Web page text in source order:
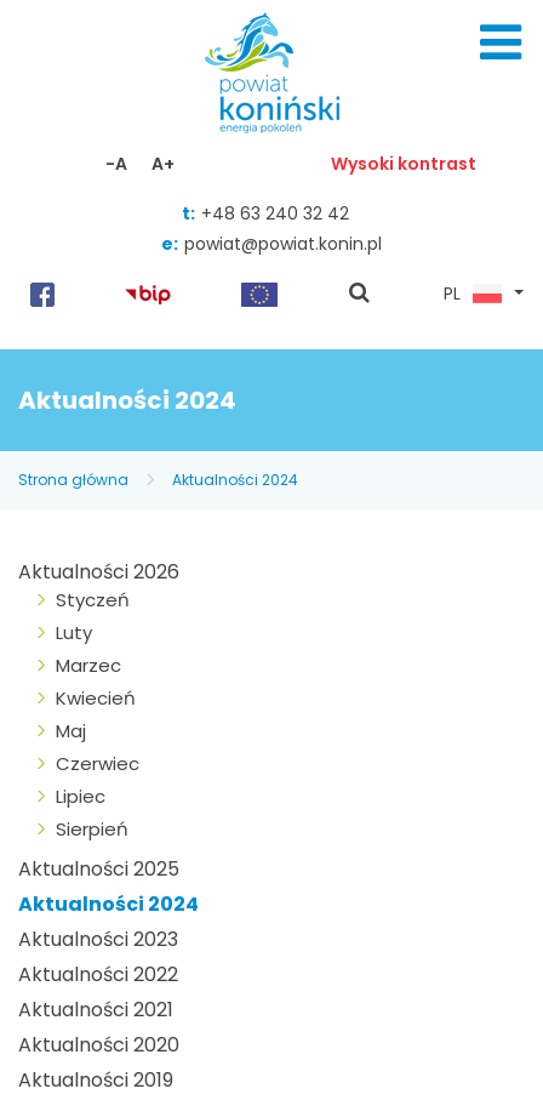
-A A+ Wysoki kontrast
t: +48 63 240 32 42
e: powiat@powiat.konin.pl
pokaż
PL
Aktualności 2024
Strona główna Aktualności 2024
Aktualności 2026
Styczeń
Luty
Marzec
Kwiecień
Maj
Czerwiec
Lipiec
Sierpień
Aktualności 2025
Aktualności 2024
Aktualności 2023
Aktualności 2022
Aktualności 2021
Aktualności 2020
Aktualności 2019